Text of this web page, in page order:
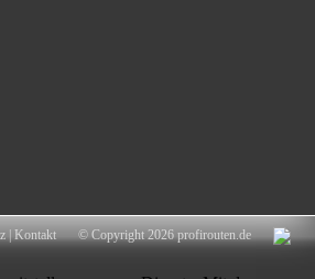
© Copyright 2026 profirouten.de
|Kontakt